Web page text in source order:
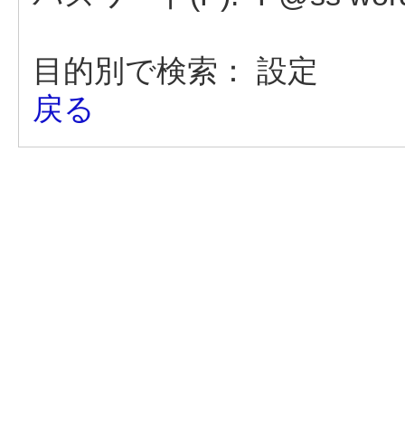
目的別で検索：
設定
戻る